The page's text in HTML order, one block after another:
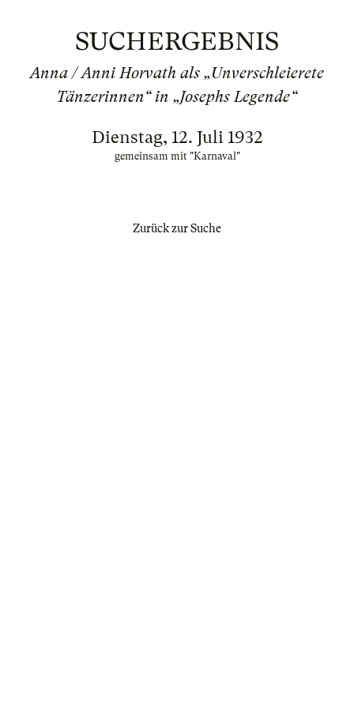
SUCHERGEBNIS
Anna / Anni Horvath als „Unverschleierete
Tänzerinnen“ in „Josephs Legende“
Dienstag, 12. Juli 1932
gemeinsam mit "Karnaval"
Zurück zur Suche